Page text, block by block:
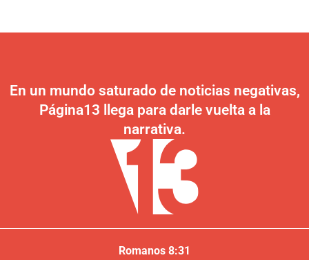
En un mundo saturado de noticias negativas,
Página13 llega para darle vuelta a la
narrativa.
Romanos 8:31